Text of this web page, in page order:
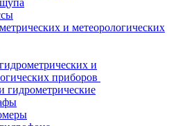
и метеорологических
и
приборов
гидрометрические